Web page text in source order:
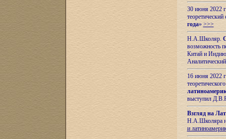
30 июня 2022
года» >>>
Н.А.Школяр.
возможность
Китай и
16 июня 2022
выступил
Взгляд на
Н.А.Школяра
и